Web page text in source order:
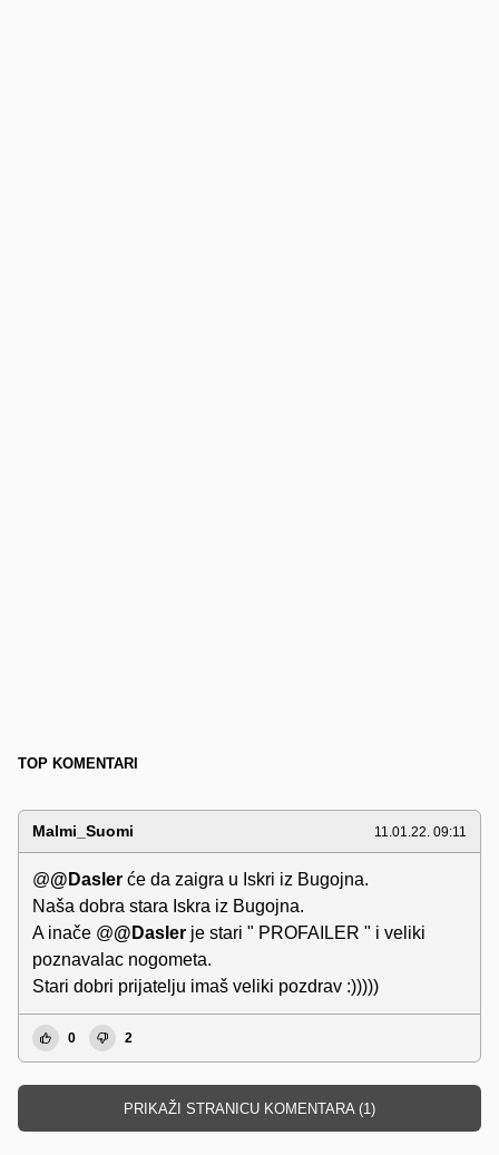
TOP KOMENTARI
Malmi_Suomi 11.01.22. 09:11
@@Dasler će da zaigra u Iskri iz Bugojna.
Naša dobra stara Iskra iz Bugojna.
A inače @@Dasler je stari " PROFAILER " i veliki
poznavalac nogometa.
Stari dobri prijatelju imaš veliki pozdrav :)))))
0 2
PRIKAŽI STRANICU KOMENTARA (1)